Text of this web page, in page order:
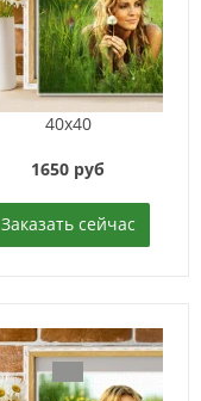
40x40
1650 руб
Заказать сейчас